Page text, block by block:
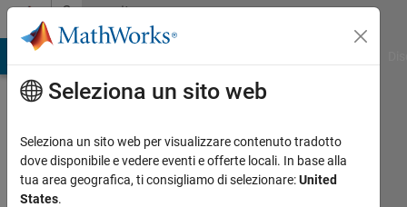
Vai al contenutoCommunity
Profile
Ahtasham
Seleziona un sito web
Seleziona un sito web per visualizzare contenuto tradotto
dove disponibile e vedere eventi e offerte locali. In base alla
tua area geografica, ti consigliamo di selezionare:United
States.